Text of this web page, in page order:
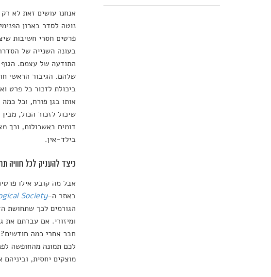
אנחנו עושים זאת לא
נוטה לסדר בארון
פרטים חסרי חשיבות
בעונה השנייה של
התודעה של עצמם. הגוף
שלהם. הגיבור הראשי
ביכולת לזכור כל פרט
אותו בגן פורח, וכל
שיכול לזכור הכול,
דומים באשכולות, וכך
בילד-אין.
כיצד להעניק לכל חוויה
אבל מה קובע אילו
באתר ה-Society
הגורמים לכך שתחושת
לכם תמונה מהחופשה
מוצקים יחסית, וביניהם